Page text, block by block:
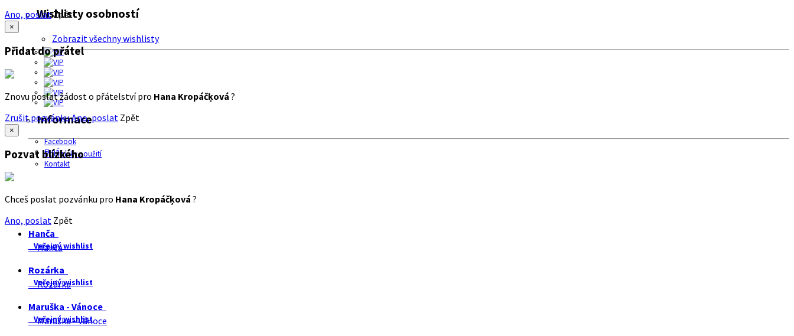
Wishlisty osobností
Zobrazit všechny wishlisty
Informace
Facebook
O nás
Podmínky použití
Kontakt
Ano, poslatZpět
×
Přidat do přátel
Znovu poslat žádost o přátelství pro Hana Kropáčķová ?
Zrušit pozvánkuAno, poslat Zpět
×
Pozvat blízkého
Chceš poslat pozvánku pro Hana Kropáčķová ?
Ano, poslat Zpět
Hanča
Veřejný wishlist
Hanča
Rozárka
Veřejný wishlist
Rozárka
Maruška - Vánoce
Veřejný wishlist
Maruška - Vánoce